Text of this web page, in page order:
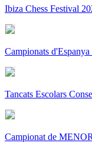
Ibiza Chess Festival
Campionats d'Espanya
Tancats Escolars
Campionat de